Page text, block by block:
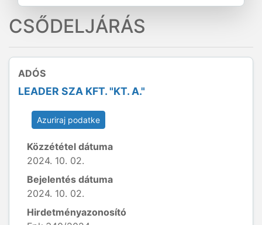
CSŐDELJÁRÁS
ADÓS
LEADER SZA KFT. "KT. A."
Azuriraj podatke
Közzététel dátuma
2024. 10. 02.
Bejelentés dátuma
2024. 10. 02.
Hirdetményazonosító